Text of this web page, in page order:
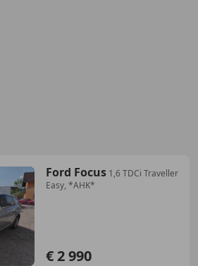
Ford Focus 1,6 TDCi Traveller
Easy, *AHK*
€ 2 990